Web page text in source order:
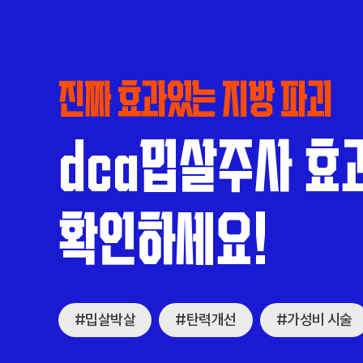
진짜 효과있는 지방 파괴
dca밉살주사 효
확인하세요!
#밉살박살 #탄력개선 #가성비 시술